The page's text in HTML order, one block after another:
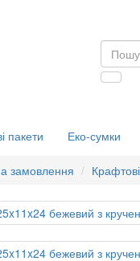
пакети Еко-сумки
замовлення